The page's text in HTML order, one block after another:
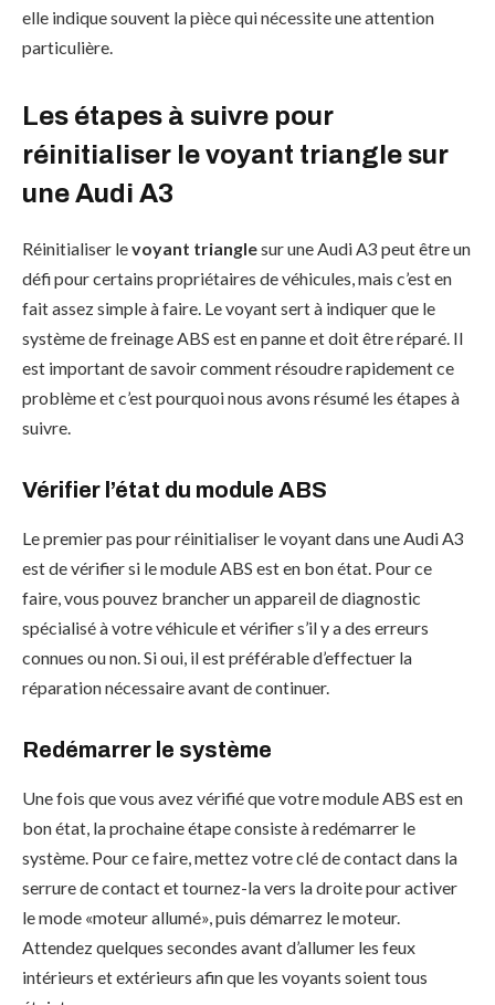
elle indique souvent la pièce qui nécessite une attention
particulière.
Les étapes à suivre pour
réinitialiser le voyant triangle sur
une Audi A3
Réinitialiser levoyant trianglesur une Audi A3 peut être un
défi pour certains propriétaires de véhicules, mais c’est en
fait assez simple à faire. Le voyant sert à indiquer que le
système de freinage ABS est en panne et doit être réparé. Il
est important de savoir comment résoudre rapidement ce
problème et c’est pourquoi nous avons résumé les étapes à
suivre.
Vérifier l’état du module ABS
Le premier pas pour réinitialiser le voyant dans une Audi A3
est de vérifier si le module ABS est en bon état. Pour ce
faire, vous pouvez brancher un appareil de diagnostic
spécialisé à votre véhicule et vérifier s’il y a des erreurs
connues ou non. Si oui, il est préférable d’effectuer la
réparation nécessaire avant de continuer.
Redémarrer le système
Une fois que vous avez vérifié que votre module ABS est en
bon état, la prochaine étape consiste à redémarrer le
système. Pour ce faire, mettez votre clé de contact dans la
serrure de contact et tournez-la vers la droite pour activer
le mode «moteur allumé», puis démarrez le moteur.
Attendez quelques secondes avant d’allumer les feux
intérieurs et extérieurs afin que les voyants soient tous